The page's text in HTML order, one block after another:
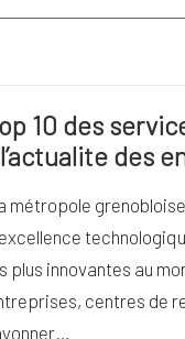
10 des
des
métropole
plus innovantes au
centres de